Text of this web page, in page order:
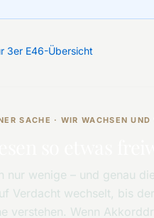
3er E46-Übersicht
SACHE · WIR WACHSEN
nur wenige – und genau
Verdacht wechselt, bis
verstehen. Wenn